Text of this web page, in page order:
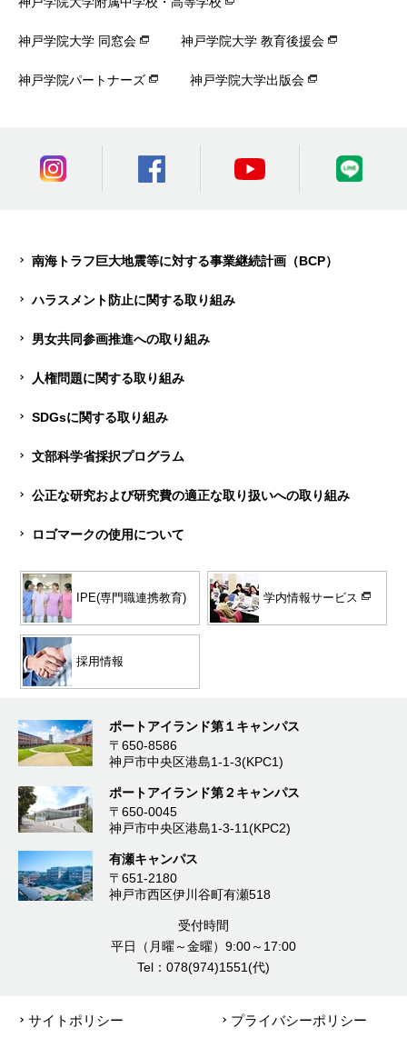
神戸学院大学 同窓会 神戸学院大学 教育後援会
神戸学院パートナーズ 神戸学院大学出版会
南海トラフ巨大地震等に対する事業継続計画（BCP）
ハラスメント防止に関する取り組み
男女共同参画推進への取り組み
人権問題に関する取り組み
SDGsに関する取り組み
文部科学省採択プログラム
公正な研究および研究費の適正な取り扱いへの取り組み
ロゴマークの使用について
IPE(専門職連携教育) 学内情報サービス
採用情報
ポートアイランド第１キャンパス
〒650-8586
神戸市中央区港島1-1-3(KPC1)
ポートアイランド第２キャンパス
〒650-0045
神戸市中央区港島1-3-11(KPC2)
有瀬キャンパス
〒651-2180
神戸市西区伊川谷町有瀬518
受付時間
平日（月曜～金曜）9:00～17:00
Tel：078(974)1551(代)
サイトポリシー プライバシーポリシー